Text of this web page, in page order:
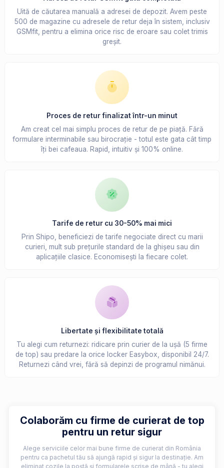
Uită de căutarea manuală a adresei de depozit. Avem peste
500 de magazine cu adresele de retur deja în sistem, inclusiv
GSMfit, pentru a elimina orice risc de eroare sau colet trimis
greșit.
Proces de retur finalizat într-un minut
Am creat cel mai simplu proces de retur de pe piață. Fără
formulare interminabile sau birocrație - totul este gata cât timp
îți bei cafeaua. Rapid, intuitiv și 100% online.
Tarife de retur cu 30-50% mai mici
Prin Shipo, beneficiezi de tarife negociate direct cu marii
curieri, mult sub prețurile standard de la ghișeu sau din
aplicațiile clasice. Economisești la fiecare colet.
Libertate și flexibilitate totală
Tu alegi cum returnezi: ridicare prin curier de la ușă (5 firme
de top) sau predare la orice locker Easybox, disponibil 24/7.
Returnezi când vrei, fără să depinzi de programul nimănui.
Colaborăm cu firme de curierat de top
pentru un retur sigur
Alege serviciile celor mai bune firme de curierat din România
pentru ca pachetul tău să ajungă rapid și sigur la destinație. Am
eliminat cozile la poștă și formularele scrise de mână - tu alegi